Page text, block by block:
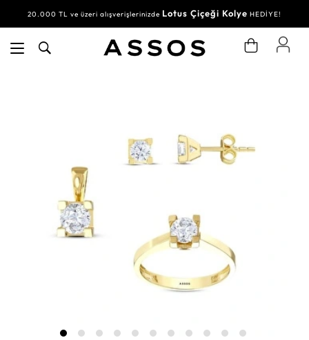
20.000 TL ve üzeri alışverişlerinizde Lotus Çiçeği Kolye HEDİYE!